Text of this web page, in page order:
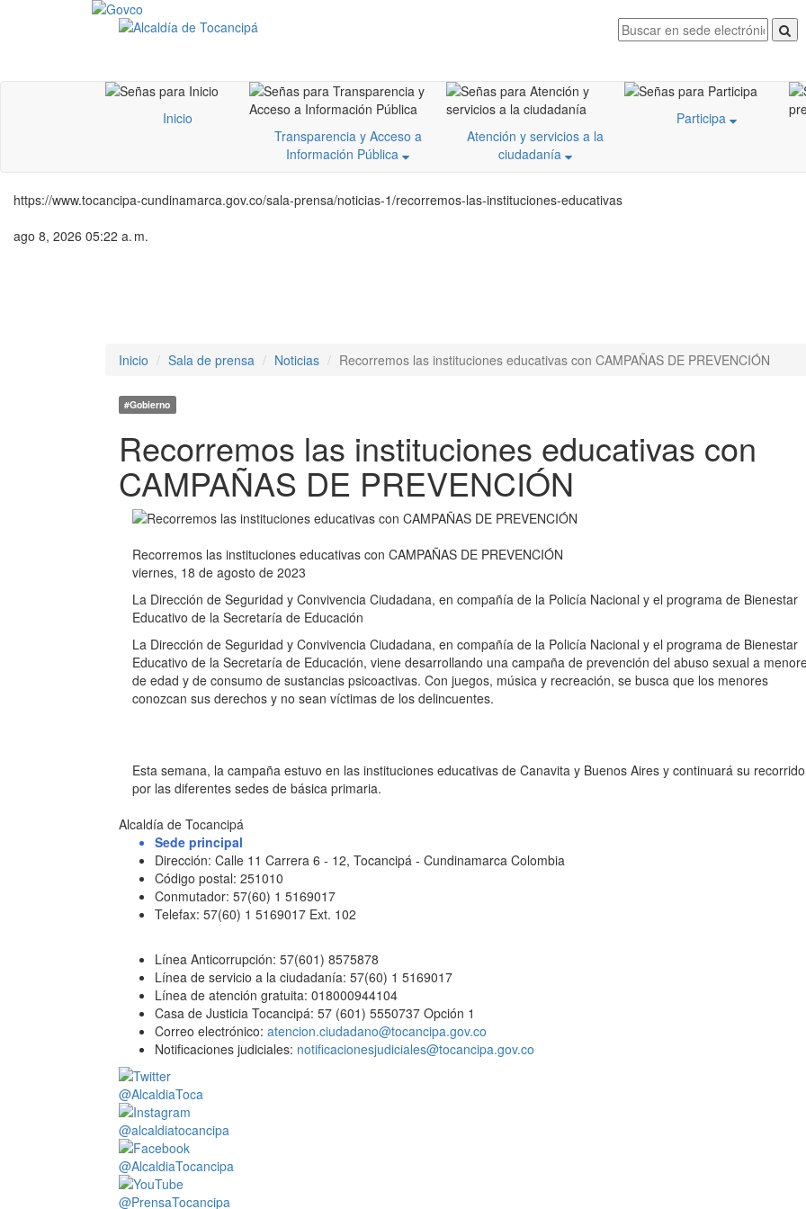
Inicio
Transparencia y Acceso a
Información Pública
Atención y servicios a la
ciudadanía
Participa
https://www.tocancipa-cundinamarca.gov.co/sala-prensa/noticias-1/recorremos-las-instituciones-educativas
ago 8, 2026 05:22 a. m.
Inicio Sala de prensa Noticias Recorremos las instituciones educativas con CAMPAÑAS DE PREVENCIÓN
#Gobierno
Recorremos las instituciones educativas con
CAMPAÑAS DE PREVENCIÓN
Recorremos las instituciones educativas con CAMPAÑAS DE PREVENCIÓN
viernes, 18 de agosto de 2023
La Dirección de Seguridad y Convivencia Ciudadana, en compañía de la Policía Nacional y el programa de Bienestar
Educativo de la Secretaría de Educación
La Dirección de Seguridad y Convivencia Ciudadana, en compañía de la Policía Nacional y el programa de Bienestar
Educativo de la Secretaría de Educación, viene desarrollando una campaña de prevención del abuso sexual a
de edad y de consumo de sustancias psicoactivas. Con juegos, música y recreación, se busca que los menores
conozcan sus derechos y no sean víctimas de los delincuentes.
Esta semana, la campaña estuvo en las instituciones educativas de Canavita y Buenos Aires y continuará su recorrido
por las diferentes sedes de básica primaria.
Alcaldía de Tocancipá
Sede principal
Dirección: Calle 11 Carrera 6 - 12, Tocancipá - Cundinamarca Colombia
Código postal: 251010
Conmutador: 57(60) 1 5169017
Telefax: 57(60) 1 5169017 Ext. 102
Línea Anticorrupción: 57(601) 8575878
Línea de servicio a la ciudadanía: 57(60) 1 5169017
Línea de atención gratuita: 018000944104
Casa de Justicia Tocancipá: 57 (601) 5550737 Opción 1
Correo electrónico: atencion.ciudadano@tocancipa.gov.co
Notificaciones judiciales: notificacionesjudiciales@tocancipa.gov.co
@AlcaldiaToca
@alcaldiatocancipa
@AlcaldiaTocancipa
@PrensaTocancipa